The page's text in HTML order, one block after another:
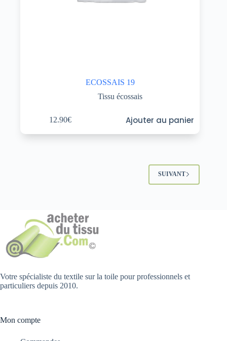
ECOSSAIS 19
Tissu écossais
12.90€ Ajouter au panier
SUIVANT
Votre spécialiste du textile sur la toile pour professionnels et
particuliers depuis 2010.
Mon compte